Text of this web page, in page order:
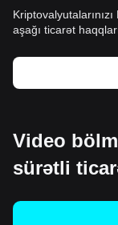
aşağı ticarət
Video
sürətli